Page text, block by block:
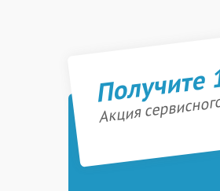
Акция